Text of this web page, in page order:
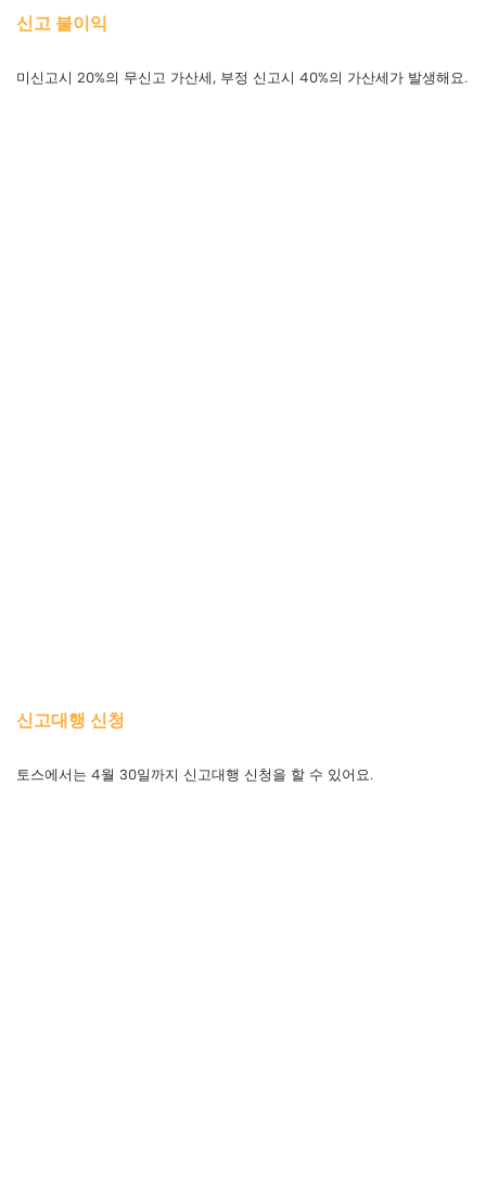
신고 불이익
미신고시 20%의 무신고 가산세, 부정 신고시 40%의 가산세가 발생해요.
신고대행 신청
토스에서는 4월 30일까지 신고대행 신청을 할 수 있어요.